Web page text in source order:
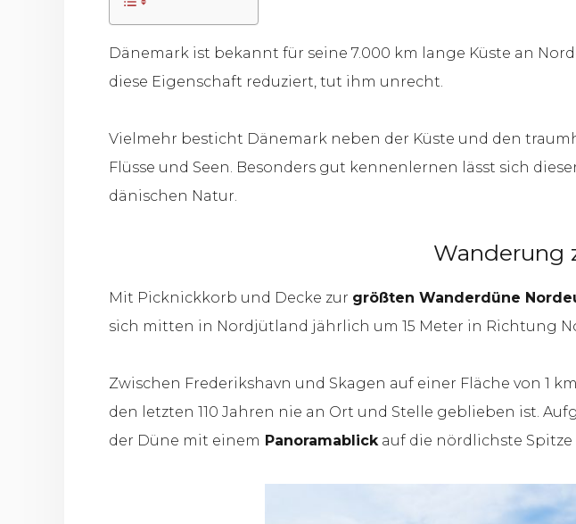
Dänemark ist bekannt für seine 7.000 km lange Küste an
diese Eigenschaft reduziert, tut ihm unrecht.
Vielmehr besticht Dänemark neben der Küste und den
Flüsse und Seen. Besonders gut kennenlernen lässt sich
dänischen Natur.
Wanderung
Mit Picknickkorb und Decke zur größten Wanderdüne
sich mitten in Nordjütland jährlich um 15 Meter in Richtung
Zwischen Frederikshavn und Skagen auf einer Fläche von 1
den letzten 110 Jahren nie an Ort und Stelle geblieben ist.
der Düne mit einem Panoramablickauf die nördlichste